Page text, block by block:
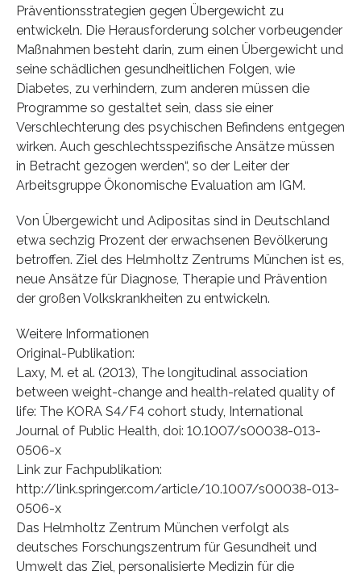
Präventionsstrategien gegen Übergewicht zu
entwickeln. Die Herausforderung solcher vorbeugender
Maßnahmen besteht darin, zum einen Übergewicht und
seine schädlichen gesundheitlichen Folgen, wie
Diabetes, zu verhindern, zum anderen müssen die
Programme so gestaltet sein, dass sie einer
Verschlechterung des psychischen Befindens entgegen
wirken. Auch geschlechtsspezifische Ansätze müssen
in Betracht gezogen werden“, so der Leiter der
Arbeitsgruppe Ökonomische Evaluation am IGM.
Von Übergewicht und Adipositas sind in Deutschland
etwa sechzig Prozent der erwachsenen Bevölkerung
betroffen. Ziel des Helmholtz Zentrums München ist es,
neue Ansätze für Diagnose, Therapie und Prävention
der großen Volkskrankheiten zu entwickeln.
Weitere Informationen
Original-Publikation:
Laxy, M. et al. (2013), The longitudinal association
between weight-change and health-related quality of
life: The KORA S4/F4 cohort study, International
Journal of Public Health, doi: 10.1007/s00038-013-
0506-x
Link zur Fachpublikation:
http://link.springer.com/article/10.1007/s00038-013-
0506-x
Das Helmholtz Zentrum München verfolgt als
deutsches Forschungszentrum für Gesundheit und
Umwelt das Ziel, personalisierte Medizin für die